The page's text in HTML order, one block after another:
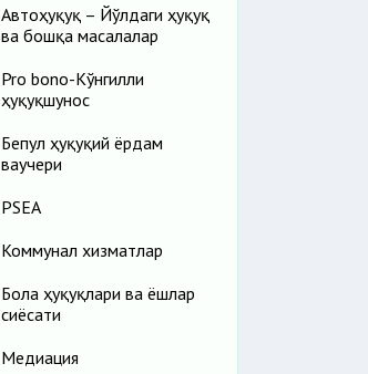
Автоҳуқуқ – Йўлдаги ҳуқуқ
ва бошқа масалалар
Pro bono-Кўнгилли
ҳуқуқшунос
Бепул ҳуқуқий ёрдам
ваучери
PSEA
Коммунал хизматлар
Бола ҳуқуқлари ва ёшлар
сиёсати
Медиация